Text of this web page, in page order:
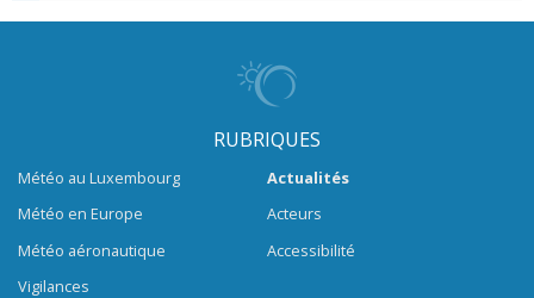
RUBRIQUES
Météo au Luxembourg
Météo en Europe
Météo aéronautique
Vigilances
Actualités
Acteurs
Accessibilité